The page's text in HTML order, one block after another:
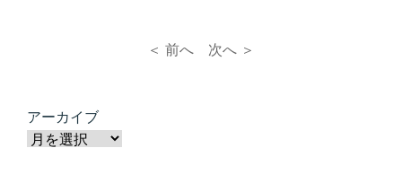
＜ 前へ 次へ ＞
アーカイブ